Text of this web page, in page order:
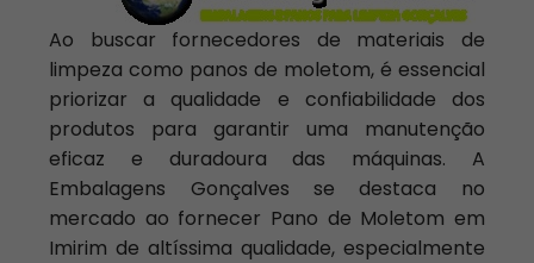
Ao buscar fornecedores de materiais de
limpeza como panos de moletom, é essencial
priorizar a qualidade e confiabilidade dos
produtos para garantir uma manutenção
eficaz e duradoura das máquinas. A
Embalagens Gonçalves se destaca no
mercado ao fornecer Pano de Moletom em
Imirim de altíssima qualidade, especialmente